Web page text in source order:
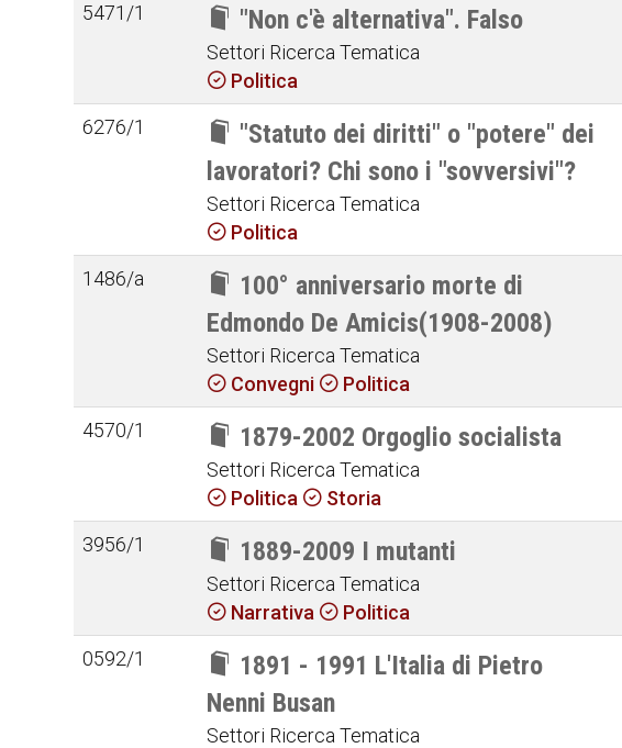
5471/1 "Non c'è alternativa". Falso
Settori Ricerca Tematica
Politica
6276/1
"Statuto dei diritti" o "potere" dei
lavoratori? Chi sono i "sovversivi"?
Settori Ricerca Tematica
Politica
1486/a
100° anniversario morte di
Edmondo De Amicis(1908-2008)
Settori Ricerca Tematica
Convegni
Politica
4570/1 1879-2002 Orgoglio socialista
Settori Ricerca Tematica
Politica
Storia
3956/1 1889-2009 I mutanti
Settori Ricerca Tematica
Narrativa
Politica
0592/1
1891 - 1991 L'Italia di Pietro
Nenni Busan
Settori Ricerca Tematica